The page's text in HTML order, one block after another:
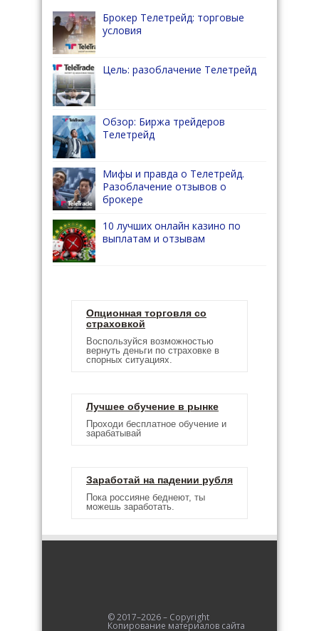
Брокер Телетрейд: торговые
условия
Цель: разоблачение Телетрейд
Обзор: Биржа трейдеров
Телетрейд
Мифы и правда о Телетрейд.
Разоблачение отзывов о
брокере
10 лучших онлайн казино по
выплатам и отзывам
Опционная торговля со
страховкой
Воспользуйся возможностью
вернуть деньги по страховке в
спорных ситуациях.
Лучшее обучение в рынке
Проходи бесплатное обучение и
зарабатывай
Заработай на падении рубля
Пока россияне беднеют, ты
можешь заработать.
© 2017–2026 – Copyright
Копирование материалов сайта